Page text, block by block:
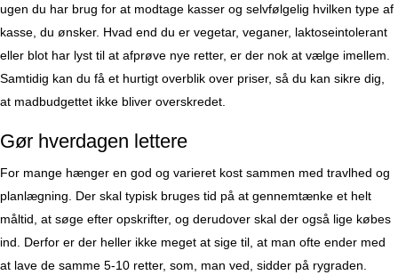
ugen du har brug for at modtage kasser og selvfølgelig hvilken type af
kasse, du ønsker. Hvad end du er vegetar, veganer, laktoseintolerant
eller blot har lyst til at afprøve nye retter, er der nok at vælge imellem.
Samtidig kan du få et hurtigt overblik over priser, så du kan sikre dig,
at madbudgettet ikke bliver overskredet.
Gør hverdagen lettere
For mange hænger en god og varieret kost sammen med travlhed og
planlægning. Der skal typisk bruges tid på at gennemtænke et helt
måltid, at søge efter opskrifter, og derudover skal der også lige købes
ind. Derfor er der heller ikke meget at sige til, at man ofte ender med
at lave de samme 5-10 retter, som, man ved, sidder på rygraden.